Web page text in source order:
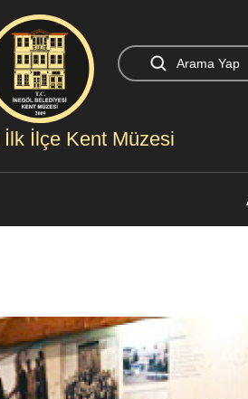
İlçe Kent Müzesi
Arama Yap